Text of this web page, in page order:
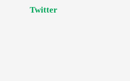
Twitter